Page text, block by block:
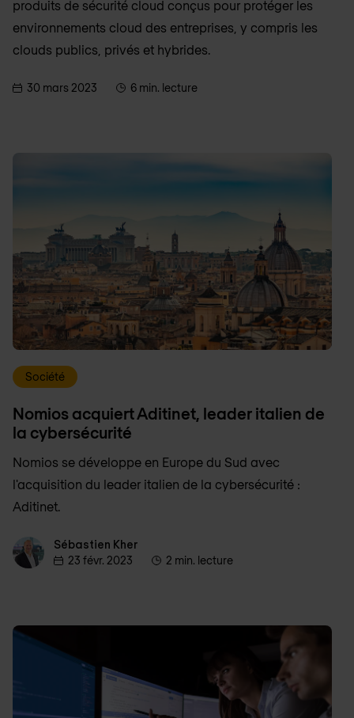
produits de sécurité cloud conçus pour protéger les
environnements cloud des entreprises, y compris les
clouds publics, privés et hybrides.
30 mars 2023 6 min. lecture
Société
Nomios acquiert Aditinet, leader italien de
la cybersécurité
Nomios se développe en Europe du Sud avec
l'acquisition du leader italien de la cybersécurité :
Aditinet.
Sébastien Kher
Sébastien Kher
23 févr. 2023
2 min. lecture